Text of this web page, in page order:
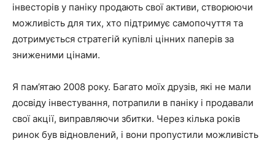
інвесторів у паніку продають свої активи, створюючи
можливість для тих, хто підтримує самопочуття та
дотримується стратегій купівлі цінних паперів за
зниженими цінами.
Я пам’ятаю 2008 року. Багато моїх друзів, які не мали
досвіду інвестування, потрапили в паніку і продавали
свої акції, виправляючи збитки. Через кілька років
ринок був відновлений, і вони пропустили можливість